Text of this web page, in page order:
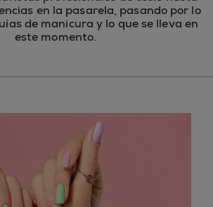
en la pasarela, pasando por lo
de manicura y lo que se lleva en
este momento.